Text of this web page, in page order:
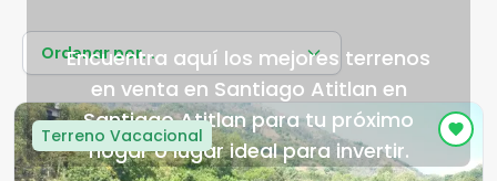
Encuentra aquí los mejores terrenos
en venta en Santiago Atitlan en
Santiago Atitlan para tu próximo
hogar o lugar ideal para invertir.
Ordenar por...
Terreno Vacacional